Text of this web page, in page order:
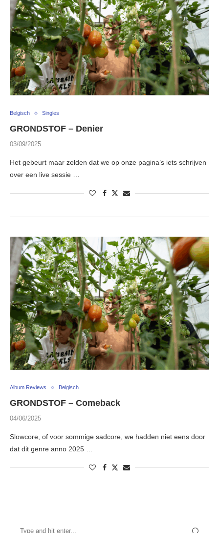
Belgisch Singles
GRONDSTOF – Denier
03/09/2025
Het gebeurt maar zelden dat we op onze pagina’s iets schrijven
over een live sessie …
Album Reviews Belgisch
GRONDSTOF – Comeback
04/06/2025
Slowcore, of voor sommige sadcore, we hadden niet eens door
dat dit genre anno 2025 …